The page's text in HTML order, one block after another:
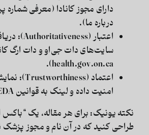
دارای مجوز کانادا (معرفی شماره
درباره ما).
اعتبار (Authoritativeness):
سایت‌های دات جی‌او و دات ارگ
health.gov.on.ca).
اعتماد (Trustworthiness):
امنیت داده و لینک به قوانین PIPEDA.
نکته یونیک:برای هر مقاله، یک
طراحی کنید که در آن نام و مجوز